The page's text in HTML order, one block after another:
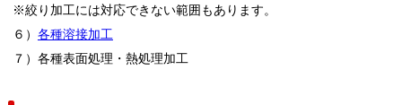
※絞り加工には対応できない範囲もあります。
６） 各種溶接加工
７）各種表面処理・熱処理加工